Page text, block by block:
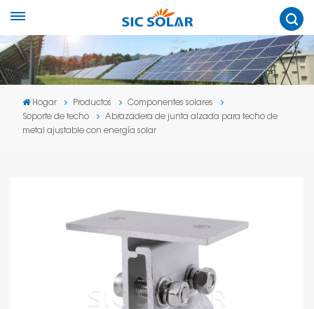
Hogar Productos
Componentes solares
Soporte de techo
Abrazadera de junta alzada para techo de
metal ajustable con energía solar